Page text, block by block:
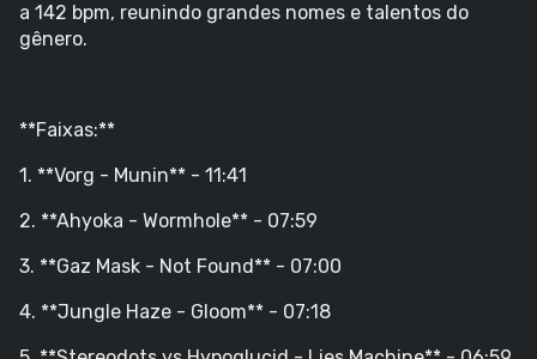
a 142 bpm, reunindo grandes nomes e talentos do
gênero.
**Faixas:**
1. **Vorg - Munin** - 11:41
2. **Ahyoka - Wormhole** - 07:59
3. **Gaz Mask - Not Found** - 07:00
4. **Jungle Haze - Gloom** - 07:18